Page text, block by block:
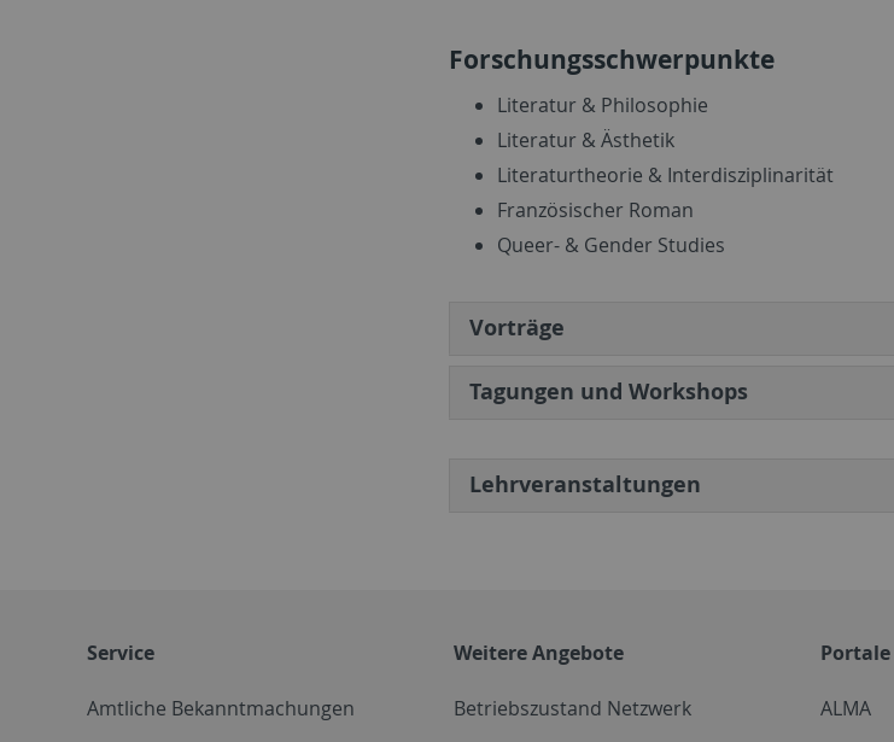
Forschungsschwerpunkte
Literatur & Philosophie
Literatur & Ästhetik
Literaturtheorie & Interdisziplinarität
Französischer Roman
Queer- & Gender Studies
Vorträge
Tagungen und Workshops
Lehrveranstaltungen
Service
Amtliche Bekanntmachungen
Weitere Angebote
Betriebszustand Netzwerk
Portale
ALMA